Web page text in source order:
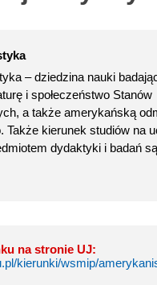
– dziedzina nauki
i społeczeństwo Stanów
a także amerykańską
Także kierunek studiów na
dydaktyki i badań
na stronie UJ:
kierunki/wsmip/